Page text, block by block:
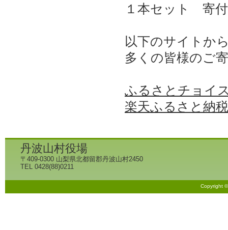
１本セット 寄
以下のサイトか
多くの皆様のご
ふるさとチョイ
楽天ふるさと納税
丹波山村役場
〒409-0300 山梨県北都留郡丹波山村2450
TEL 0428(88)0211
Copyright